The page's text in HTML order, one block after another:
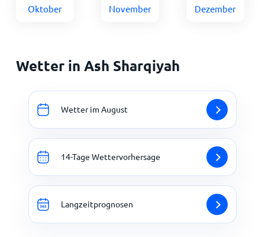
Oktober November Dezember
Wetter in Ash Sharqiyah
Wetter im August
14-Tage Wettervorhersage
Langzeitprognosen